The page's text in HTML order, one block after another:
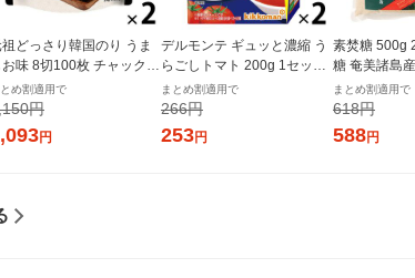
どっさり韓国のり うま
お味 8切100枚 チャック付
1セット（1個×2）オリオ
ャコー
とめ割適用で
円
円
デルモンテ ギュッと濃縮 う
らごしトマト 200g 1セット
（1個×2）キッコーマン 紙
パック
まとめ割適用で
266円
253円
素焚糖 500g
糖 奄美諸島
まとめ割適用で
618円
588円